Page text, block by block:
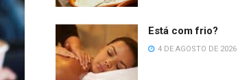
Está com frio?
4 DE AGOSTO DE 2026